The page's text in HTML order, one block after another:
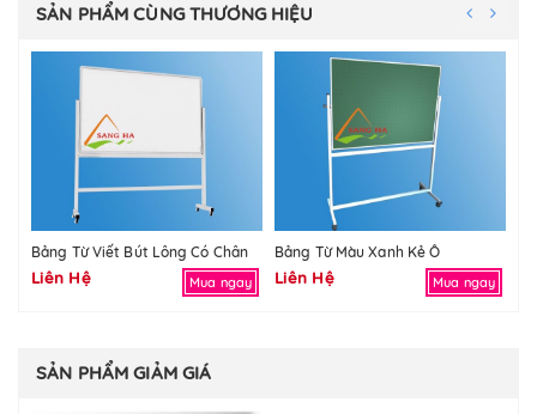
SẢN PHẨM CÙNG THƯƠNG HIỆU
Bảng Từ Viết Bút Lông Có Chân
Liên Hệ Mua ngay
Bảng Từ Màu Xanh Kẻ Ô
Liên Hệ Mua ngay
SẢN PHẨM GIẢM GIÁ